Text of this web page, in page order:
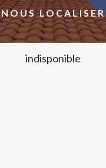
NOUS LOCALISER
indisponible